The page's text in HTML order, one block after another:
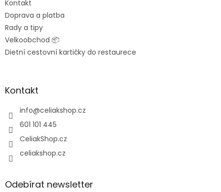
Kontakt
Doprava a platba
Rady a tipy
Velkoobchod 📦
Dietní cestovní kartičky do restaurece
Kontakt
info@celiakshop.cz
601 101 445
CeliakShop.cz
celiakshop.cz
Odebírat newsletter